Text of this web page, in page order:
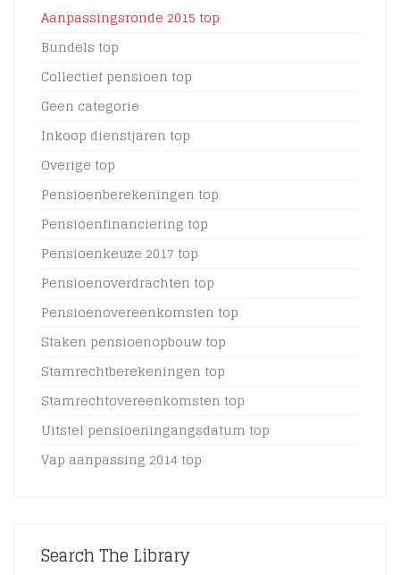
Aanpassingsronde 2015 top
Bundels top
Collectief pensioen top
Geen categorie
Inkoop dienstjaren top
Overige top
Pensioenberekeningen top
Pensioenfinanciering top
Pensioenkeuze 2017 top
Pensioenoverdrachten top
Pensioenovereenkomsten top
Staken pensioenopbouw top
Stamrechtberekeningen top
Stamrechtovereenkomsten top
Uitstel pensioeningangsdatum top
Vap aanpassing 2014 top
Search The Library